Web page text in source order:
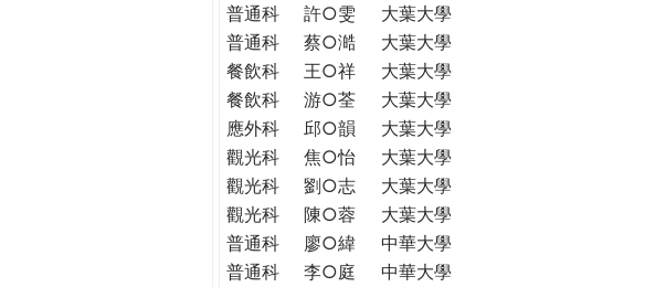
普通科
許○雯 大葉大學
普通科
蔡○澔 大葉大學
餐飲科
王○祥 大葉大學
餐飲科
游○荃 大葉大學
應外科
邱○韻 大葉大學
觀光科
焦○怡 大葉大學
觀光科
劉○志 大葉大學
觀光科
陳○蓉 大葉大學
普通科
廖○緯 中華大學
普通科
李○庭 中華大學